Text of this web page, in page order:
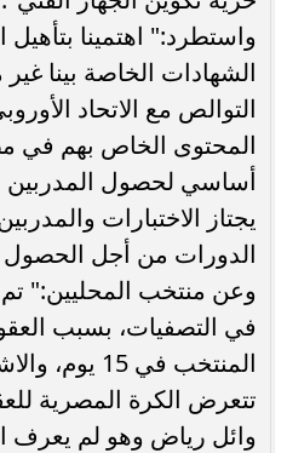
واستطرد:" اهتمينا
الشهادات الخاصة بينا
التوالص مع الاتحاد
المحتوى الخاص بهم في
أساسي لحصول المدربين
يجتاز الاختبارات
الدورات من أجل
وعن منتخب المحليين:" تم
في التصفيات، بسبب
المنتخب في
تتعرض الكرة المصرية
وائل رياض وهو لم يعرف